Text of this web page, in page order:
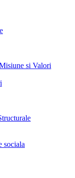
si Valori
sociala